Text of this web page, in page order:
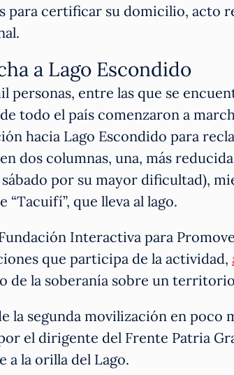
para certificar su domicilio, acto
a Lago Escondido
personas, entre las que se
todo el país comenzaron a
hacia Lago Escondido para
en dos columnas, una, más
por su mayor dificultad),
“Tacuifí”, que lleva al lago.
Interactiva para
que participa de la actividad,
de la soberanía sobre un
la segunda movilización en poco
el dirigente del Frente Patria
a la orilla del Lago.